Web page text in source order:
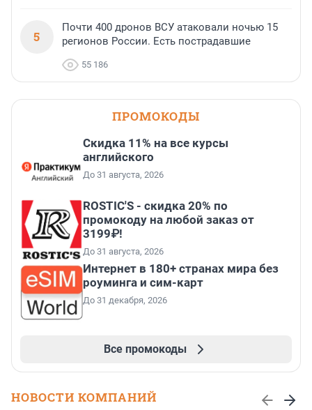
5
Почти 400 дронов ВСУ атаковали ночью 15
регионов России. Есть пострадавшие
55 186
ПРОМОКОДЫ
Скидка 11% на все курсы
английского
До 31 августа, 2026
ROSTIC'S - скидка 20% по
промокоду на любой заказ от
3199₽!
До 31 августа, 2026
Интернет в 180+ странах мира без
роуминга и сим-карт
До 31 декабря, 2026
Все промокоды
НОВОСТИ КОМПАНИЙ